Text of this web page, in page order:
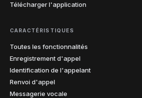
Télécharger l'application
CARACTÉRISTIQUES
Toutes les fonctionnalités
Enregistrement d'appel
Identification de l'appelant
Renvoi d'appel
Messagerie vocale